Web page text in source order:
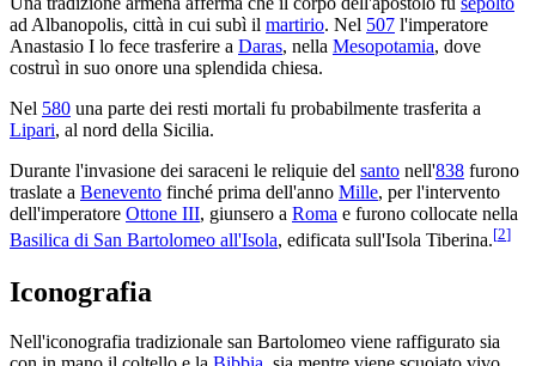
ad Albanopolis, città in cui subì il martirio. Nel 507 l'imperatore
Anastasio I lo fece trasferire a Daras, nella Mesopotamia, dove
costruì in suo onore una splendida chiesa.
Nel 580 una parte dei resti mortali fu probabilmente trasferita a
Lipari, al nord della Sicilia.
Durante l'invasione dei saraceni le reliquie del santo nell'838 furono
traslate a Benevento finché prima dell'anno Mille, per l'intervento
dell'imperatore Ottone III, giunsero a Roma e furono collocate nella
Basilica di San Bartolomeo all'Isola, edificata sull'Isola Tiberina.[2]
Iconografia
Nell'iconografia tradizionale san Bartolomeo viene raffigurato sia